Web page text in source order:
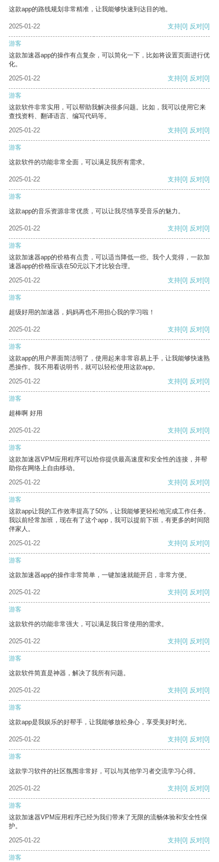
这款app的路线规划非常精准，让我能够快速到达目的地。
2025-01-22 支持[0] 反对[0]
游客
这款加速器app的操作有点复杂，可以简化一下，比如将设置页面进行优
化。
2025-01-22
支持[0] 反对[0]
游客
这款软件非常实用，可以帮助我解决很多问题。比如，我可以使用它来
查找资料、翻译语言、编写代码等。
2025-01-22
支持[0] 反对[0]
游客
这款软件的功能非常全面，可以满足我所有需求。
2025-01-22 支持[0] 反对[0]
游客
这款app的音乐资源非常优质，可以让我尽情享受音乐的魅力。
2025-01-22 支持[0] 反对[0]
游客
这款加速器app的价格有点贵，可以适当降低一些。我个人觉得，一款加
速器app的价格应该在50元以下才比较合理。
2025-01-22
支持[0] 反对[0]
游客
超级好用的加速器，妈妈再也不用担心我的学习啦！
2025-01-22 支持[0] 反对[0]
游客
这款app的用户界面简洁明了，使用起来非常容易上手，让我能够快速熟
悉操作。我不用看说明书，就可以轻松使用这款app。
2025-01-22
支持[0] 反对[0]
游客
超棒啊 好用
2025-01-22 支持[0] 反对[0]
游客
这款加速器VPM应用程序可以给你提供最高速度和安全性的连接，并帮
助你在网络上自由移动。
2025-01-22
支持[0] 反对[0]
游客
这款app让我的工作效率提高了50%，让我能够更轻松地完成工作任务。
我以前经常加班，现在有了这个app，我可以提前下班，有更多的时间陪
伴家人。
2025-01-22
支持[0] 反对[0]
游客
这款加速器app的操作非常简单，一键加速就能开启，非常方便。
2025-01-22 支持[0] 反对[0]
游客
这款软件的功能非常强大，可以满足我日常使用的需求。
2025-01-22 支持[0] 反对[0]
游客
这款软件简直是神器，解决了我所有问题。
2025-01-22 支持[0] 反对[0]
游客
这款app是我娱乐的好帮手，让我能够放松身心，享受美好时光。
2025-01-22 支持[0] 反对[0]
游客
这款学习软件的社区氛围非常好，可以与其他学习者交流学习心得。
2025-01-22 支持[0] 反对[0]
游客
这款加速器VPM应用程序已经为我们带来了无限的流畅体验和安全性保
护。
2025-01-22
支持[0] 反对[0]
游客